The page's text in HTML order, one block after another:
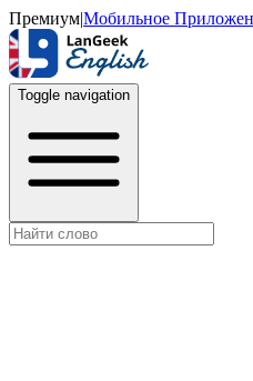
Премиум|Мобильное
Toggle navigation